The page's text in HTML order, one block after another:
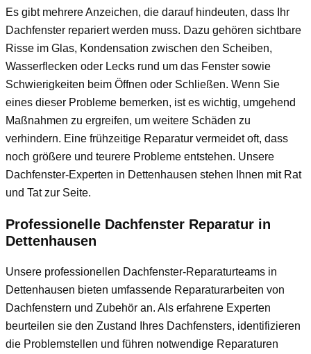
Es gibt mehrere Anzeichen, die darauf hindeuten, dass Ihr
Dachfenster repariert werden muss. Dazu gehören sichtbare
Risse im Glas, Kondensation zwischen den Scheiben,
Wasserflecken oder Lecks rund um das Fenster sowie
Schwierigkeiten beim Öffnen oder Schließen. Wenn Sie
eines dieser Probleme bemerken, ist es wichtig, umgehend
Maßnahmen zu ergreifen, um weitere Schäden zu
verhindern. Eine frühzeitige Reparatur vermeidet oft, dass
noch größere und teurere Probleme entstehen. Unsere
Dachfenster-Experten in Dettenhausen stehen Ihnen mit Rat
und Tat zur Seite.
Professionelle Dachfenster Reparatur in
Dettenhausen
Unsere professionellen Dachfenster-Reparaturteams in
Dettenhausen bieten umfassende Reparaturarbeiten von
Dachfenstern und Zubehör an. Als erfahrene Experten
beurteilen sie den Zustand Ihres Dachfensters, identifizieren
die Problemstellen und führen notwendige Reparaturen